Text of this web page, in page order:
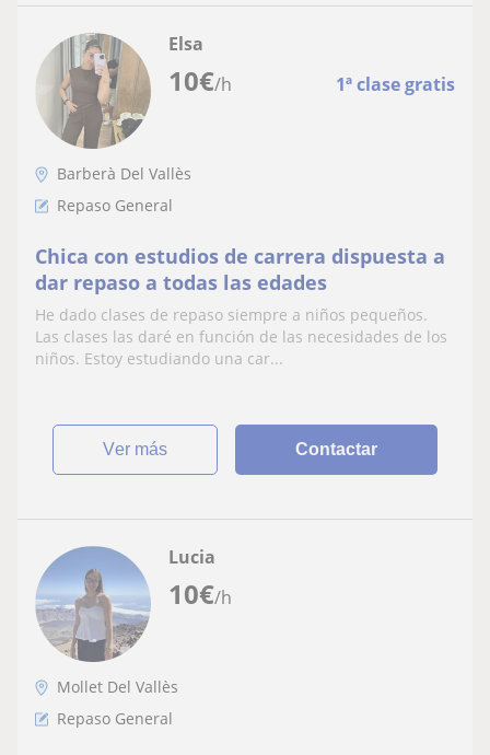
10€/h 1ª clase gratis
Elsa
Barberà Del Vallès
Repaso General
Chica con estudios de carrera dispuesta a
dar repaso a todas las edades
He dado clases de repaso siempre a niños pequeños.
Las clases las daré en función de las necesidades de los
niños. Estoy estudiando una car...
ver más Contactar
10€/h
Lucia
Mollet Del Vallès
Repaso General